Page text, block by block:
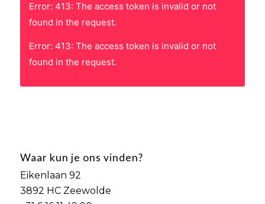
Error: 413: The access token is invalid or not
found in the request.
Error: 413: The access token is invalid or not
found in the request.
Waar kun je ons vinden?
Eikenlaan 92
3892 HC Zeewolde